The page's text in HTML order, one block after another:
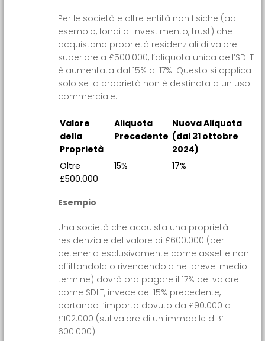
Per le società e altre entità non fisiche (ad
esempio, fondi di investimento, trust) che
acquistano proprietà residenziali di valore
superiore a £500.000, l’aliquota unica dell’SDLT
è aumentata dal 15% al 17%. Questo si applica
solo se la proprietà non è destinata a un uso
commerciale.
Valore
della
Proprietà
Aliquota
Precedente
Nuova Aliquota
(dal 31 ottobre
2024)
Oltre
£500.000
15% 17%
Esempio
Una società che acquista una proprietà
residenziale del valore di £600.000 (per
detenerla esclusivamente come asset e non
affittandola o rivendendola nel breve-medio
termine) dovrà ora pagare il 17% del valore
come SDLT, invece del 15% precedente,
portando l’importo dovuto da £90.000 a
£102.000 (sul valore di un immobile di £
600.000).